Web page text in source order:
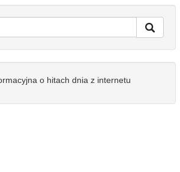
o hitach dnia z internetu